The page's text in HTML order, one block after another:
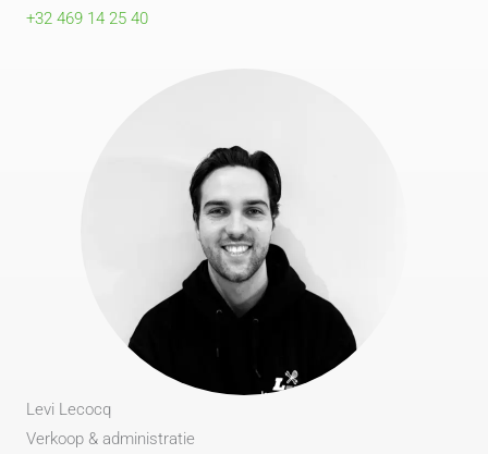
+32 469 14 25 40
Levi Lecocq
Verkoop & administratie